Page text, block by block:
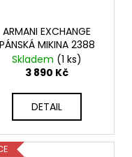
ARMANI EXCHANGE
PÁNSKÁ MIKINA 2388
Skladem (1 ks)
3 890 Kč
DETAIL